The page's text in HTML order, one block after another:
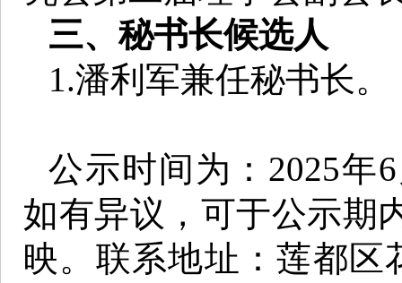
三、秘书长候选人
1.潘利军兼任秘书长。
公示时间为：2025年
如有异议，可于公示期
映。联系地址：莲都区